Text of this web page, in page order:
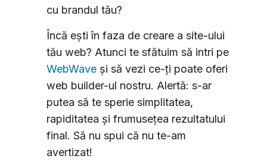
cu brandul tău?
Încă ești în faza de creare a site-ului
tău web? Atunci te sfătuim să intri pe
WebWave și să vezi ce-ți poate oferi
web builder-ul nostru. Alertă: s-ar
putea să te sperie simplitatea,
rapiditatea și frumusețea rezultatului
final. Să nu spui că nu te-am
avertizat!